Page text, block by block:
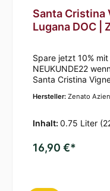
Santa Cristina
Lugana DOC |
Spare jetzt 10%
NEUKUNDE22
Santa Cristina
besonders durch
nussartigen Note
allzu übertriebenen
wirkt. Der
Hersteller: Zenato
Inhalt: 0.75 Liter
16,90 €*